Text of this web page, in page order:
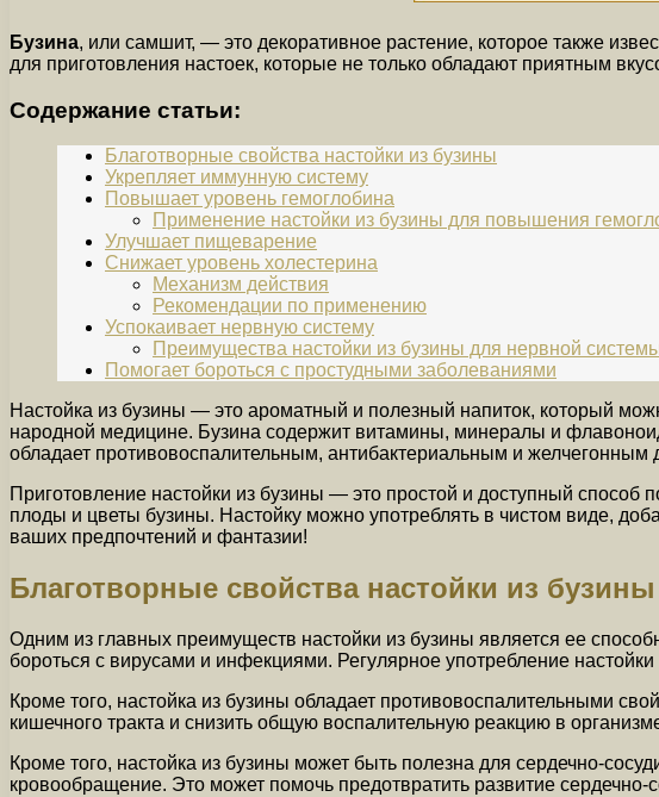
Бузина, или самшит, — это декоративное растение, которое также
для приготовления настоек, которые не только обладают приятным
Содержание статьи:
Благотворные свойства настойки из бузины
Укрепляет иммунную систему
Повышает уровень гемоглобина
Применение настойки из бузины для повышения
Улучшает пищеварение
Снижает уровень холестерина
Механизм действия
Рекомендации по применению
Успокаивает нервную систему
Преимущества настойки из бузины для нервной
Помогает бороться с простудными заболеваниями
Настойка из бузины — это ароматный и полезный напиток, который
народной медицине. Бузина содержит витамины, минералы и
обладает противовоспалительным, антибактериальным и желчегонным
Приготовление настойки из бузины — это простой и доступный
плоды и цветы бузины. Настойку можно употреблять в чистом виде,
ваших предпочтений и фантазии!
Благотворные свойства настойки из бузины
Одним из главных преимуществ настойки из бузины является ее
бороться с вирусами и инфекциями. Регулярное употребление
Кроме того, настойка из бузины обладает противовоспалительными
кишечного тракта и снизить общую воспалительную реакцию в
Кроме того, настойка из бузины может быть полезна для сердечно-
кровообращение. Это может помочь предотвратить развитие сердечно-